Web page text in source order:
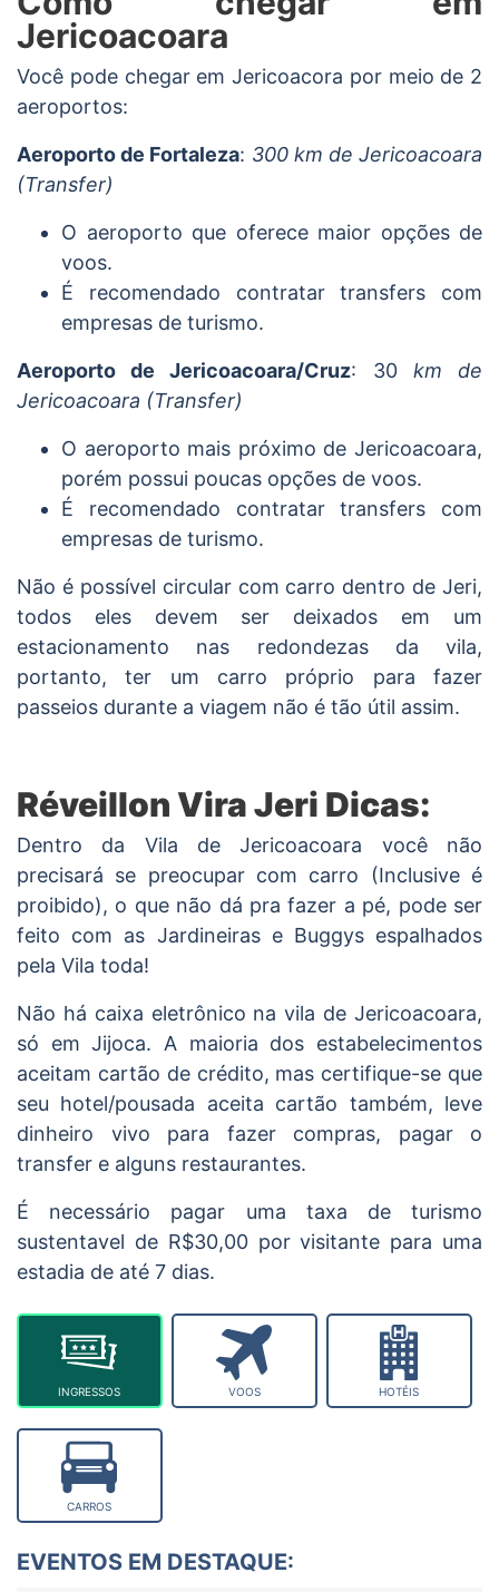
Jericoacoara
Você pode chegar em Jericoacora por meio de 2
aeroportos:
Aeroporto de Fortaleza: 300 km de Jericoacoara
(Transfer)
O aeroporto que oferece maior opções de
voos.
É recomendado contratar transfers com
empresas de turismo.
Aeroporto de Jericoacoara/Cruz: 30 km de
Jericoacoara (Transfer)
O aeroporto mais próximo de Jericoacoara,
porém possui poucas opções de voos.
É recomendado contratar transfers com
empresas de turismo.
Não é possível circular com carro dentro de Jeri,
todos eles devem ser deixados em um
estacionamento nas redondezas da vila,
portanto, ter um carro próprio para fazer
passeios durante a viagem não é tão útil assim.
Réveillon Vira Jeri Dicas:
Dentro da Vila de Jericoacoara você não
precisará se preocupar com carro (Inclusive é
proibido), o que não dá pra fazer a pé, pode ser
feito com as Jardineiras e Buggys espalhados
pela Vila toda!
Não há caixa eletrônico na vila de Jericoacoara,
só em Jijoca. A maioria dos estabelecimentos
aceitam cartão de crédito, mas certifique-se que
seu hotel/pousada aceita cartão também, leve
dinheiro vivo para fazer compras, pagar o
transfer e alguns restaurantes.
É necessário pagar uma taxa de turismo
sustentavel de R$30,00 por visitante para uma
estadia de até 7 dias.
INGRESSOS VOOS HOTÉIS
CARROS
EVENTOS EM DESTAQUE: